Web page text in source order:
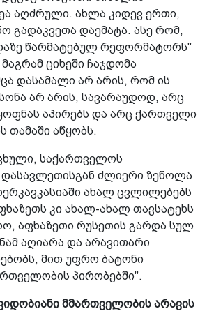
აღძრული. ახლა კიდევ ერთი,
გადაკვეთა დაემატა. ასე რომ,
წარმატებულ რეფორმატორს"
ციხეში ჩაჯდომა
დასამალი არ არის, რომ ის
არ არის, სავარაუდოდ, არც
აპირებს და არც ქართველი
აწყობს.
საქართველოს
ძლიერი ზეწოლა
ახალ ცვლილებებს
კი ახალ-ახალ თავსატეხს
აფხაზეთი რუსეთის გარდა სულ
აღიარა და არავითარი
მით უფრო ბატონი
პირობებში".
მმართველობის არავის